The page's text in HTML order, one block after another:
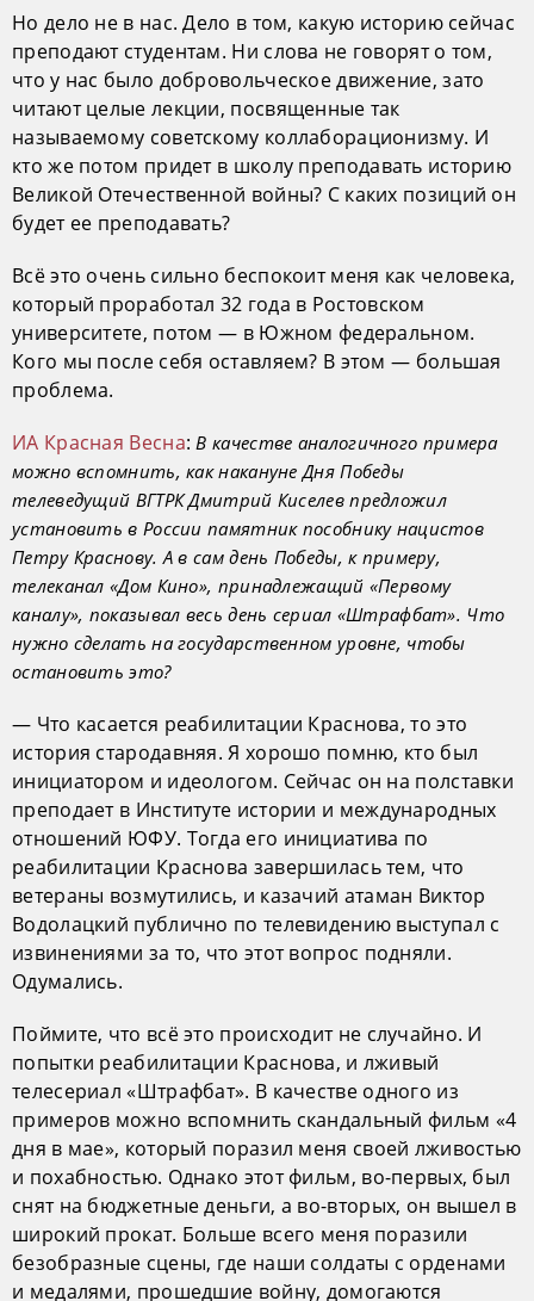
Но дело не в нас. Дело в том, какую историю сейчас
преподают студентам. Ни слова не говорят о том,
что у нас было добровольческое движение, зато
читают целые лекции, посвященные так
называемому советскому коллаборационизму. И
кто же потом придет в школу преподавать историю
Великой Отечественной войны? С каких позиций он
будет ее преподавать?
Всё это очень сильно беспокоит меня как человека,
который проработал 32 года в Ростовском
университете, потом — в Южном федеральном.
Кого мы после себя оставляем? В этом — большая
проблема.
ИА Красная Весна:В качестве аналогичного примера
можно вспомнить, как накануне Дня Победы
телеведущий ВГТРК Дмитрий Киселев предложил
установить в России памятник пособнику нацистов
Петру Краснову. А в сам день Победы, к примеру,
телеканал «Дом Кино», принадлежащий «Первому
каналу», показывал весь день сериал «Штрафбат». Что
нужно сделать на государственном уровне, чтобы
остановить это?
— Что касается реабилитации Краснова, то это
история стародавняя. Я хорошо помню, кто был
инициатором и идеологом. Сейчас он на полставки
преподает в Институте истории и международных
отношений ЮФУ. Тогда его инициатива по
реабилитации Краснова завершилась тем, что
ветераны возмутились, и казачий атаман Виктор
Водолацкий публично по телевидению выступал с
извинениями за то, что этот вопрос подняли.
Одумались.
Поймите, что всё это происходит не случайно. И
попытки реабилитации Краснова, и лживый
телесериал «Штрафбат». В качестве одного из
примеров можно вспомнить скандальный фильм «4
дня в мае», который поразил меня своей лживостью
и похабностью. Однако этот фильм, во-первых, был
снят на бюджетные деньги, а во-вторых, он вышел в
широкий прокат. Больше всего меня поразили
безобразные сцены, где наши солдаты с орденами
и медалями, прошедшие войну, домогаются